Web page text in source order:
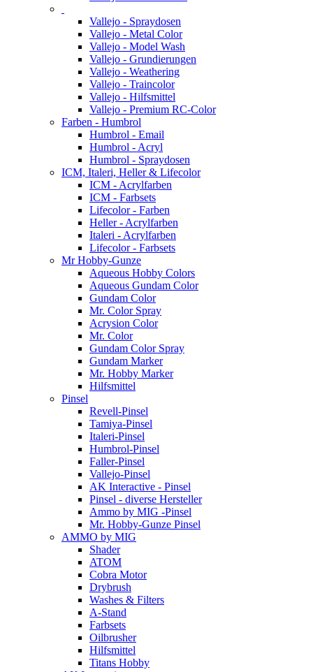
Vallejo - Spraydosen
Vallejo - Metal Color
Vallejo - Model Wash
Vallejo - Grundierungen
Vallejo - Weathering
Vallejo - Traincolor
Vallejo - Hilfsmittel
Vallejo - Premium RC-Color
Farben - Humbrol
Humbrol - Email
Humbrol - Acryl
Humbrol - Spraydosen
ICM, Italeri, Heller & Lifecolor
ICM - Acrylfarben
ICM - Farbsets
Lifecolor - Farben
Heller - Acrylfarben
Italeri - Acrylfarben
Lifecolor - Farbsets
Mr Hobby-Gunze
Aqueous Hobby Colors
Aqueous Gundam Color
Gundam Color
Mr. Color Spray
Acrysion Color
Mr. Color
Gundam Color Spray
Gundam Marker
Mr. Hobby Marker
Hilfsmittel
Pinsel
Revell-Pinsel
Tamiya-Pinsel
Italeri-Pinsel
Humbrol-Pinsel
Faller-Pinsel
Vallejo-Pinsel
AK Interactive - Pinsel
Pinsel - diverse Hersteller
Ammo by MIG -Pinsel
Mr. Hobby-Gunze Pinsel
AMMO by MIG
Shader
ATOM
Cobra Motor
Drybrush
Washes & Filters
A-Stand
Farbsets
Oilbrusher
Hilfsmittel
Titans Hobby